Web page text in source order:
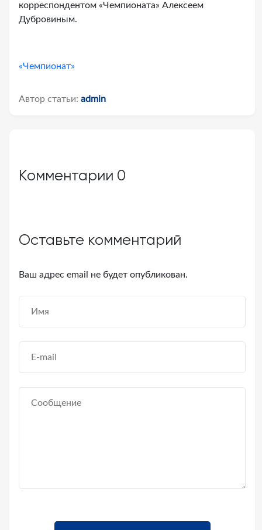
корреспондентом «Чемпионата» Алексеем
Дубровиным.
«Чемпионат»
Автор статьи: admin
Комментарии 0
Оставьте комментарий
Ваш адрес email не будет опубликован.